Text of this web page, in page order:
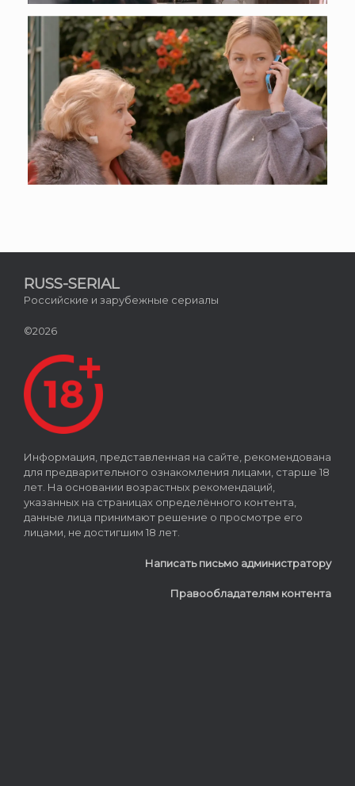
RUSS-SERIAL
Российские и зарубежные сериалы
©2026
Информация, представленная на сайте, рекомендована
для предварительного ознакомления лицами, старше 18
лет. На основании возрастных рекомендаций,
указанных на страницах определённого контента,
данные лица принимают решение о просмотре его
лицами, не достигшим 18 лет.
Написать письмо администратору
Правообладателям контента